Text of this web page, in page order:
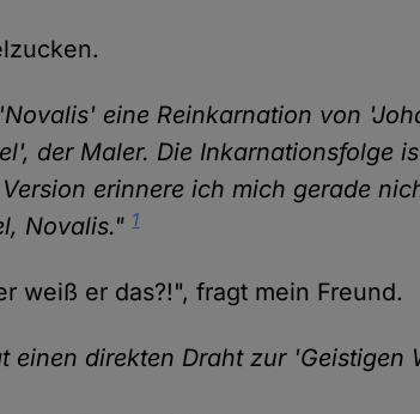
eine Reinkarnation von
der Maler. Die Inkarnationsfolge
erinnere ich mich gerade
Novalis."1
weiß er das?!", fragt mein Freund.
einen direkten Draht zur 'Geistigen